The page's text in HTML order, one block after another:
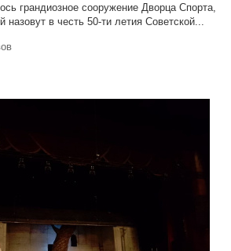
грандиозное сооружение Дворца Спорта,
в честь 50-ти летия Советской...